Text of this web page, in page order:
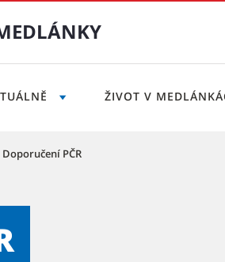
ŽIVOT V
Doporučení PČR